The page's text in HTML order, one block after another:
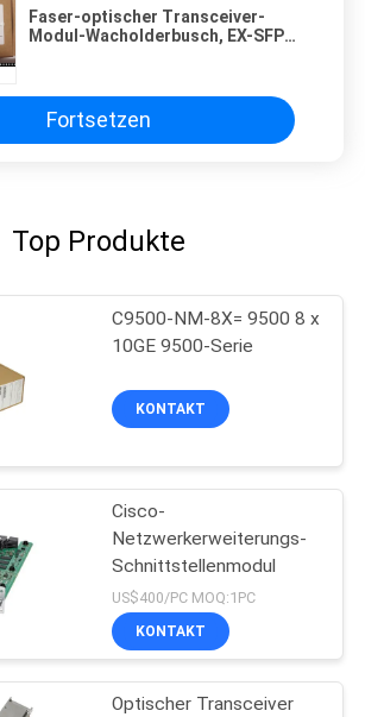
Faser-optischer Transceiver-
Modul-Wacholderbusch, EX-SFP-
Fortsetzen
Top Produkte
C9500-NM-8X= 9500 8 x
10GE 9500-Serie
KONTAKT
Cisco-
Netzwerkerweiterungs-
Schnittstellenmodul
US$400/PC MOQ:1PC
KONTAKT
Optischer Transceiver